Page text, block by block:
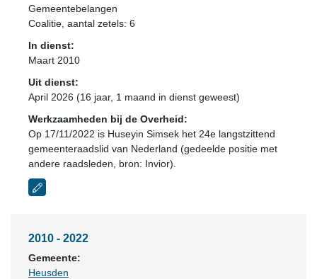
Gemeentebelangen
Coalitie , aantal zetels: 6
In dienst:
Maart 2010
Uit dienst:
April 2026 (16 jaar, 1 maand in dienst geweest)
Werkzaamheden bij de Overheid:
Op 17/11/2022 is Huseyin Simsek het 24e langstzittend
gemeenteraadslid van Nederland (gedeelde positie met
andere raadsleden, bron: Invior).
2010 - 2022
Gemeente:
Heusden